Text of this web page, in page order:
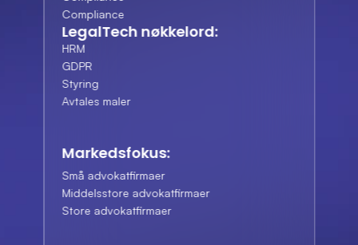
Compliance
LegalTech nøkkelord:
HRM
GDPR
Styring
Avtales maler
Markedsfokus:
Små advokatfirmaer
Middelsstore advokatfirmaer
Store advokatfirmaer